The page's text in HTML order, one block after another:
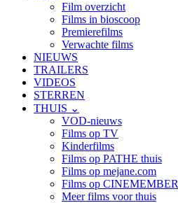
Film overzicht
Films in bioscoop
Premierefilms
Verwachte films
NIEUWS
TRAILERS
VIDEOS
STERREN
THUIS ⌄
VOD-nieuws
Films op TV
Kinderfilms
Films op PATHE thuis
Films op mejane.com
Films op CINEMEMBER
Meer films voor thuis